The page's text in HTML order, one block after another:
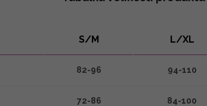
S/M L/XL
82-96 94-110
72-86 84-100